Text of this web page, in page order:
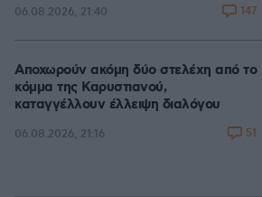
06.08.2026, 21:40 147
Αποχωρούν ακόμη δύο στελέχη από το
κόμμα της Καρυστιανού,
καταγγέλλουν έλλειψη διαλόγου
06.08.2026, 21:16 51